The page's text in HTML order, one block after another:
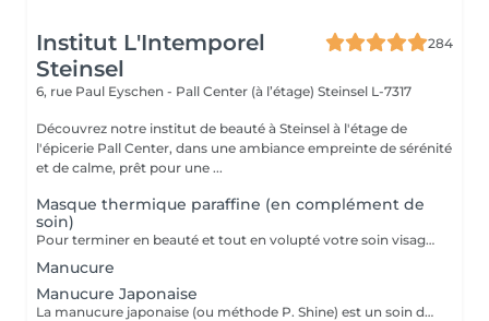
Institut L'Intemporel
Steinsel
284
6, rue Paul Eyschen - Pall Center (à l’étage) Steinsel L-7317
Découvrez notre institut de beauté à Steinsel à l'étage de
l'épicerie Pall Center, dans une ambiance empreinte de sérénité
et de calme, prêt pour une ...
Masque thermique paraffine (en complément de
soin)
Pour terminer en beauté et tout en volupté votre soin visage, nous vous proposons le 'double masque '. Cela consiste en une application d'un masque crème bourré d'actifs hydratants/régénérants/anti-âge ou anti-oxydants suivi d'un bain de paraffine tiède. Ceci permet la pénétration intégrale du masque crème grâce à la chaleur de la paraffine et une fin de soin en douceur grâce aux actifs de la paraffine adoucissants et calmants. Une véritable invitation à la détente.
Manucure
Manucure Japonaise
La manucure japonaise (ou méthode P. Shine) est un soin de beauté naturel et ancestral visant à renforcer, nourrir et faire briller les ongles sans vernis ni gel. En utilisant des produits naturels comme la cire d'abeille, des minéraux, et de la poudre de perle, elle rend les ongles sains, forts et brillants avec un effet miroir, idéal pour réparer les ongles abîmés (après gel ou semi-permanent, grossesse...). Convient aux ongles naturels fragiles, mous, cassants ou dédoublés, mais aussi simplement pour offrir une période de repos et de soin aux ongles.